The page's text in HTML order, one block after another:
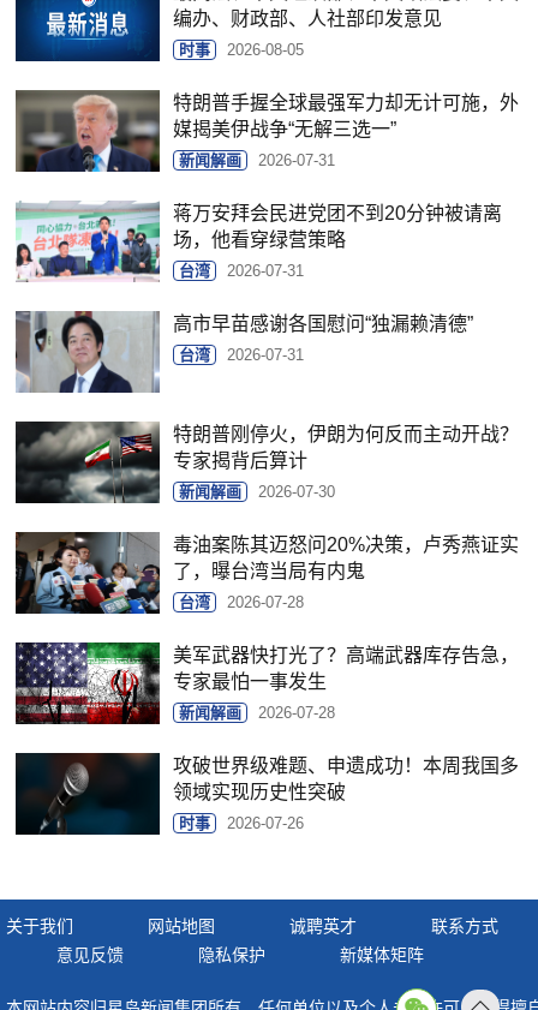
编办、财政部、人社部印发意见
时事 2026-08-05
特朗普手握全球最强军力却无计可施，外
媒揭美伊战争“无解三选一”
新闻解画 2026-07-31
蒋万安拜会民进党团不到20分钟被请离
场，他看穿绿营策略
台湾 2026-07-31
高市早苗感谢各国慰问“独漏赖清德”
台湾 2026-07-31
特朗普刚停火，伊朗为何反而主动开战？
专家揭背后算计
新闻解画 2026-07-30
毒油案陈其迈怒问20%决策，卢秀燕证实
了，曝台湾当局有内鬼
台湾 2026-07-28
美军武器快打光了？高端武器库存告急，
专家最怕一事发生
新闻解画 2026-07-28
攻破世界级难题、申遗成功！本周我国多
领域实现历史性突破
时事 2026-07-26
关于我们 网站地图 诚聘英才
联系方式
意见反馈
隐私保护 新媒体矩阵